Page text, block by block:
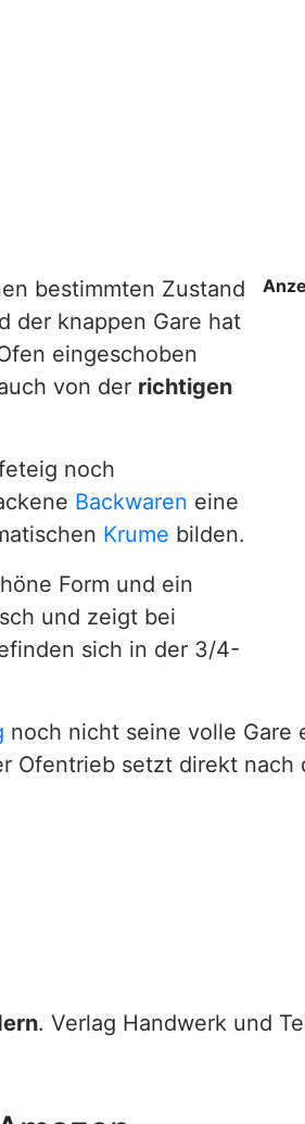
bestimmten Zustand
der knappen Gare hat
eingeschoben
von der richtigen
noch
Backwaren eine
Krume bilden.
Form und ein
und zeigt bei
sich in der 3/4-
noch nicht seine volle Gare
Ofentrieb setzt direkt nach
. Verlag Handwerk und